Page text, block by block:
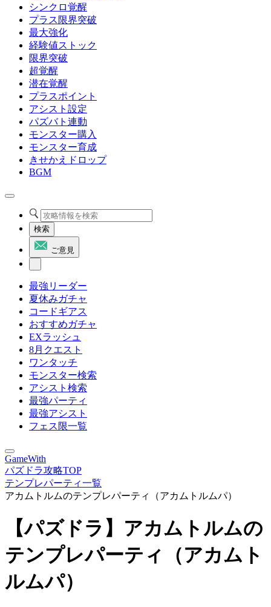
シンクロ覚醒
プラス限界突破
最大強化
経験値ストック
限界突破
超覚醒
潜在覚醒
プラスポイント
アシスト設定
パズバト連動
モンスター購入
モンスター育成
きせかえドロップ
BGM
検索
ご意見
最強リーダー
夏休みガチャ
コードギアス
おすすめガチャ
EXラッシュ
8月クエスト
ワンタッチ
モンスター検索
アシスト検索
最強パーティ
最強アシスト
フェス限一覧
GameWith
パズドラ攻略TOP
テンプレパーティ一覧
アカムトルムのテンプレパーティ（アカムトルムパ）
【パズドラ】アカムトルムの
テンプレパーティ（アカムト
ルムパ）